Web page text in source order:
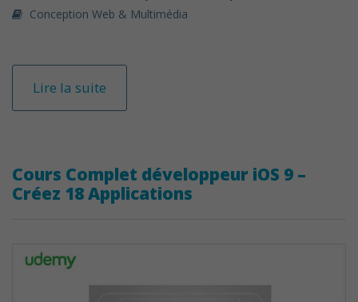
Conception Web & Multimédia
Lire la suite
Cours Complet développeur iOS 9 –
Créez 18 Applications